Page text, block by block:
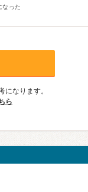
なった
になります。
ら